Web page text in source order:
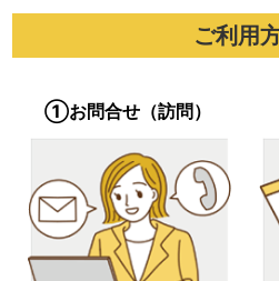
ご利用
①お問合せ（訪問）